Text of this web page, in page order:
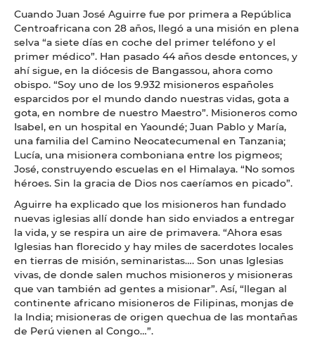
Cuando Juan José Aguirre fue por primera a República
Centroafricana con 28 años, llegó a una misión en plena
selva “a siete días en coche del primer teléfono y el
primer médico”. Han pasado 44 años desde entonces, y
ahí sigue, en la diócesis de Bangassou, ahora como
obispo. “Soy uno de los 9.932 misioneros españoles
esparcidos por el mundo dando nuestras vidas, gota a
gota, en nombre de nuestro Maestro”. Misioneros como
Isabel, en un hospital en Yaoundé; Juan Pablo y María,
una familia del Camino Neocatecumenal en Tanzania;
Lucía, una misionera comboniana entre los pigmeos;
José, construyendo escuelas en el Himalaya. “No somos
héroes. Sin la gracia de Dios nos caeríamos en picado”.
Aguirre ha explicado que los misioneros han fundado
nuevas iglesias allí donde han sido enviados a entregar
la vida, y se respira un aire de primavera. “Ahora esas
Iglesias han florecido y hay miles de sacerdotes locales
en tierras de misión, seminaristas…. Son unas Iglesias
vivas, de donde salen muchos misioneros y misioneras
que van también ad gentes a misionar”. Así, “llegan al
continente africano misioneros de Filipinas, monjas de
la India; misioneras de origen quechua de las montañas
de Perú vienen al Congo…”.